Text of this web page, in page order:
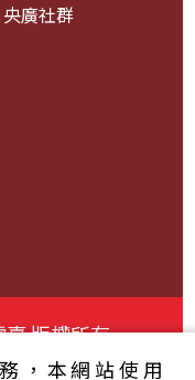
央廣社群
版權所有
隱私權條款
，本網站使用